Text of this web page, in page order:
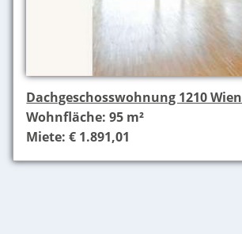
Dachgeschosswohnung 1210 Wien
Wohnfläche: 95 m²
Miete: € 1.891,01